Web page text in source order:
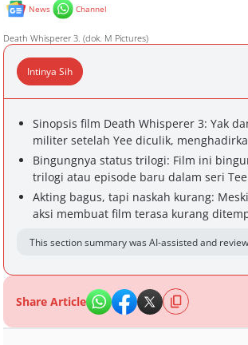
News Channel
Death Whisperer 3. (dok. M Pictures)
Intinya Sih
Sinopsis film Death Whisperer 3: Yak
militer setelah Yee diculik,
Bingungnya status trilogi: Film ini
trilogi atau episode baru dalam seri Tee
Akting bagus, tapi naskah kurang:
aksi membuat film terasa kurang
This section summary was AI-assisted and
Share Article